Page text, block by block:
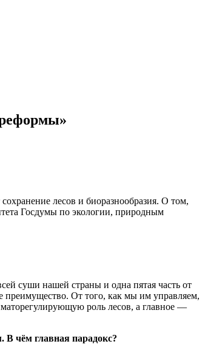
лесов и биоразнообразия. О том,
Госдумы по экологии, природным
суши нашей страны и одна пятая часть от
преимущество. От того, как мы им управляем,
роль лесов, а главное —
В чём главная парадокс?